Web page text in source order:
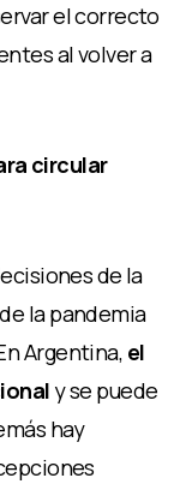
el correcto
al volver a
circular
de la
la pandemia
Argentina, el
y se puede
hay